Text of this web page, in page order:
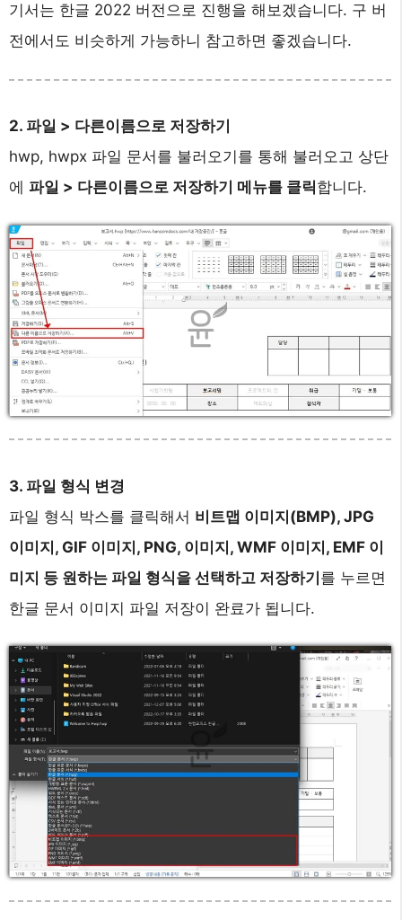
기서는 한글 2022 버전으로 진행을 해보겠습니다. 구 버
전에서도 비슷하게 가능하니 참고하면 좋겠습니다.
2. 파일 > 다른이름으로 저장하기
hwp, hwpx 파일 문서를 불러오기를 통해 불러오고 상단
에 파일 > 다른이름으로 저장하기 메뉴를 클릭합니다.
3. 파일 형식 변경
파일 형식 박스를 클릭해서 비트맵 이미지(BMP), JPG
이미지, GIF 이미지, PNG, 이미지, WMF 이미지, EMF 이
미지 등 원하는 파일 형식을 선택하고 저장하기를 누르면
한글 문서 이미지 파일 저장이 완료가 됩니다.